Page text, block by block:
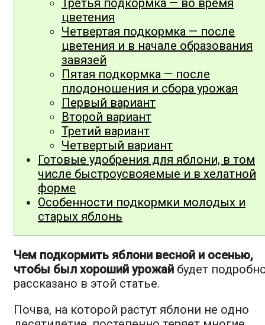
Третья подкормка — во время
цветения
Четвертая подкормка — после
цветения и в начале образования
завязей
Пятая подкормка — после
плодоношения и сбора урожая
Первый вариант
Второй вариант
Третий вариант
Четвертый вариант
Готовые удобрения для яблони, в том
числе быстроусвояемые и в хелатной
форме
Особенности подкормки молодых и
старых яблонь
Чем подкормить яблони весной и осенью,
чтобы был хороший урожай будет
рассказано в этой статье.
Почва, на которой растут яблони не одно